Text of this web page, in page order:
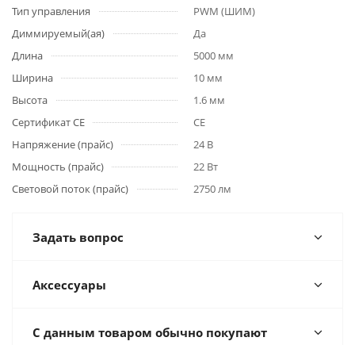
Тип управления
PWM (ШИМ)
Диммируемый(ая)
Да
Длина
5000 мм
Ширина
10 мм
Высота
1.6 мм
Сертификат CE
CE
Напряжение (прайс)
24 В
Мощность (прайс)
22 Вт
Световой поток (прайс)
2750 лм
Задать вопрос
Аксессуары
С данным товаром обычно покупают